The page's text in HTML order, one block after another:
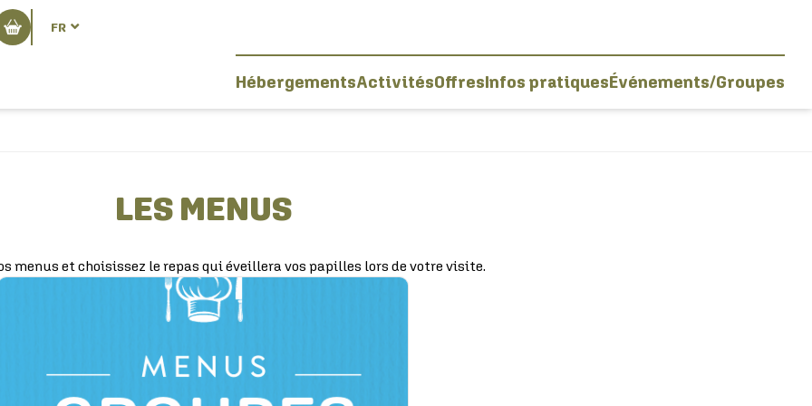
FR
HébergementsActivitésOffresInfos pratiquesÉvénements/Groupes
LES MENUS
menus et choisissez le repas qui éveillera vos papilles lors de votre visite.